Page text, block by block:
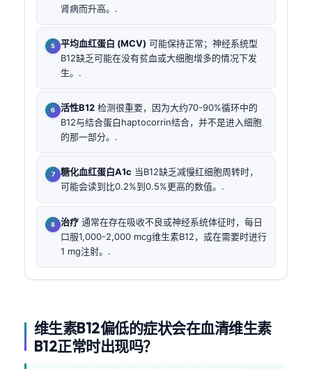
肾病而升高。.
平均血红蛋白 (MCV) 可能保持正常；神经系统型
B12缺乏可能在没有贫血或大细胞增多的情况下发
生。.
活性B12 检测很重要，因为大约70-90%循环中的
B12与结合蛋白haptocorrin结合，并不是进入细胞
的那一部分。.
糖化血红蛋白A1c 当B12缺乏减慢红细胞周转时，
可能会读到比0.2%到0.5%更高的数值。.
治疗 通常在存在吸收不良或神经系统体征时，每日
口服1,000-2,000 mcg维生素B12，或在需要时进行
1 mg注射。.
维生素B12偏低的症状会在血清维生素
B12正常时出现吗？